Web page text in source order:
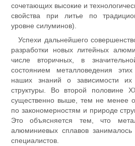
сочетающих высокие и
свойства при литье по
уровне силуминов).
Успехи дальнейшего
разработки новых литейных
числе вторичных, в
состоянием металловедения
наших знаний о зависимости
структуры. Во второй половине
существенно выше, тем не менее
по закономерностям и природе
Это объясняется тем, что
алюминиевых сплавов
специалистов.